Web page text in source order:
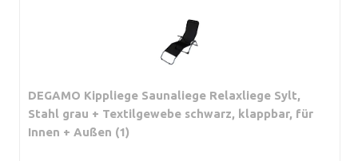
DEGAMO Kippliege Saunaliege Relaxliege Sylt,
Stahl grau + Textilgewebe schwarz, klappbar, für
Innen + Außen (1)